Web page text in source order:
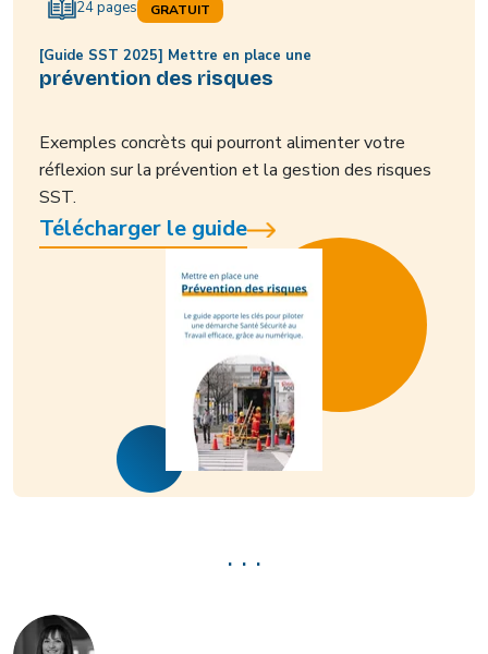
24 pages GRATUIT
[Guide SST 2025] Mettre en place une
prévention des risques
Exemples concrèts qui pourront alimenter votre
réflexion sur la prévention et la gestion des risques
SST.
Télécharger le guide
. . .